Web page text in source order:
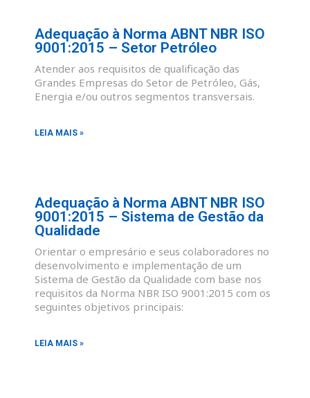
Adequação à Norma ABNT NBR ISO
9001:2015 – Setor Petróleo
Atender aos requisitos de qualificação das
Grandes Empresas do Setor de Petróleo, Gás,
Energia e/ou outros segmentos transversais.
LEIA MAIS »
Adequação à Norma ABNT NBR ISO
9001:2015 – Sistema de Gestão da
Qualidade
Orientar o empresário e seus colaboradores no
desenvolvimento e implementação de um
Sistema de Gestão da Qualidade com base nos
requisitos da Norma NBR ISO 9001:2015 com os
seguintes objetivos principais:
LEIA MAIS »